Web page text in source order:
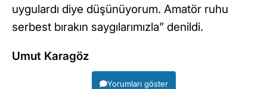
uygulardı diye düşünüyorum. Amatör ruhu
serbest bırakın saygılarımızla” denildi.
Umut Karagöz
Yorumları göster